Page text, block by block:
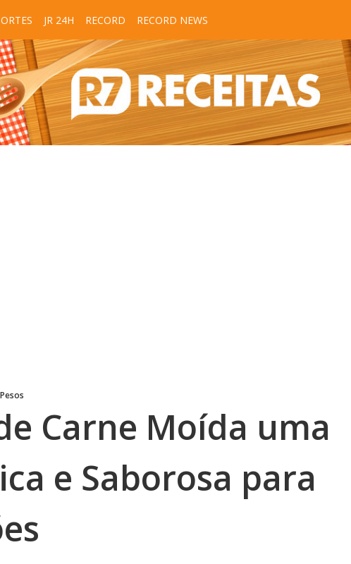
JR 24H RECORD RECORD NEWS
Carne Moída uma
e Saborosa para